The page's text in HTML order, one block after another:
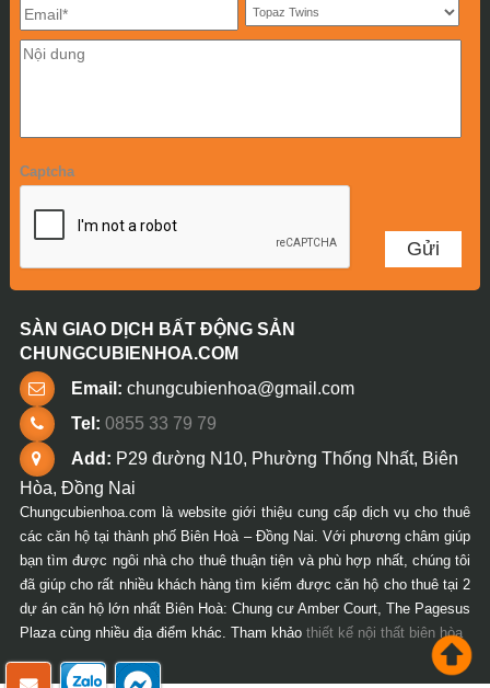
Captcha
SÀN GIAO DỊCH BẤT ĐỘNG SẢN
CHUNGCUBIENHOA.COM
Email: chungcubienhoa@gmail.com
Tel: 0855 33 79 79
Add: P29 đường N10, Phường Thống Nhất, Biên
Hòa, Đồng Nai
Chungcubienhoa.com là website giới thiệu cung cấp dịch vụ cho thuê
các căn hộ tại thành phố Biên Hoà – Đồng Nai. Với phương châm giúp
bạn tìm được ngôi nhà cho thuê thuận tiện và phù hợp nhất, chúng tôi
đã giúp cho rất nhiều khách hàng tìm kiếm được căn hộ cho thuê tại 2
dự án căn hộ lớn nhất Biên Hoà: Chung cư Amber Court, The Pagesus
Plaza cùng nhiều địa điểm khác. Tham khảo thiết kế nội thất biên hòa